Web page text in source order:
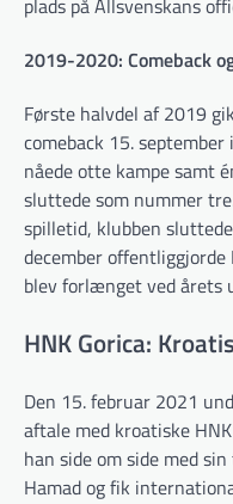
plads på Allsvenskans
2019-2020: Comeback
Første halvdel af 2019
comeback 15.
nåede otte kampe samt
sluttede som nummer
spilletid, klubben
december
blev forlænget ved årets
HNK Gorica:
Den 15. februar 2021
aftale med kroatiske
han side om side med
Hamad og fik